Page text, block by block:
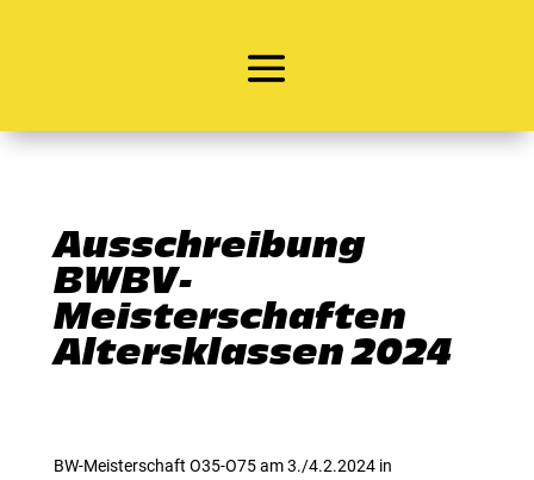
Ausschreibung
BWBV-
Meisterschaften
Altersklassen 2024
BW-Meisterschaft O35-O75 am 3./4.2.2024 in